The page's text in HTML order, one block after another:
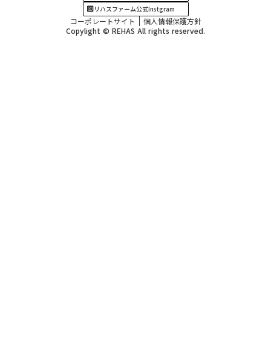
リハスファーム公式Instgram
コーポレートサイト
個人情報保護方針
Copylight © REHAS All rights reserved.